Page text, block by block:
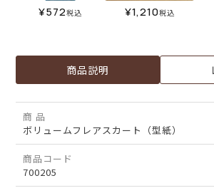
¥572税込 ¥1,210税込
商品説明
商 品
ボリュームフレアスカート（型紙）
商品コード
700205